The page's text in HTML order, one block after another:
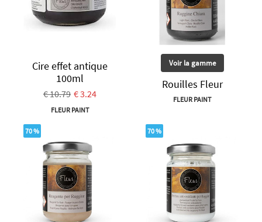
Cire effet antique
100ml
€ 10.79 € 3.24
FLEUR PAINT
Voir la gamme
Rouilles Fleur
FLEUR PAINT
70 % 70 %